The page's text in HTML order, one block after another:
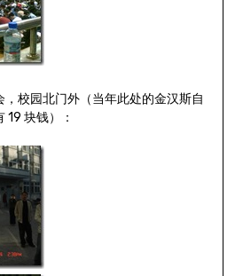
校园北门外（当年此处的金汉斯自
19 块钱）：